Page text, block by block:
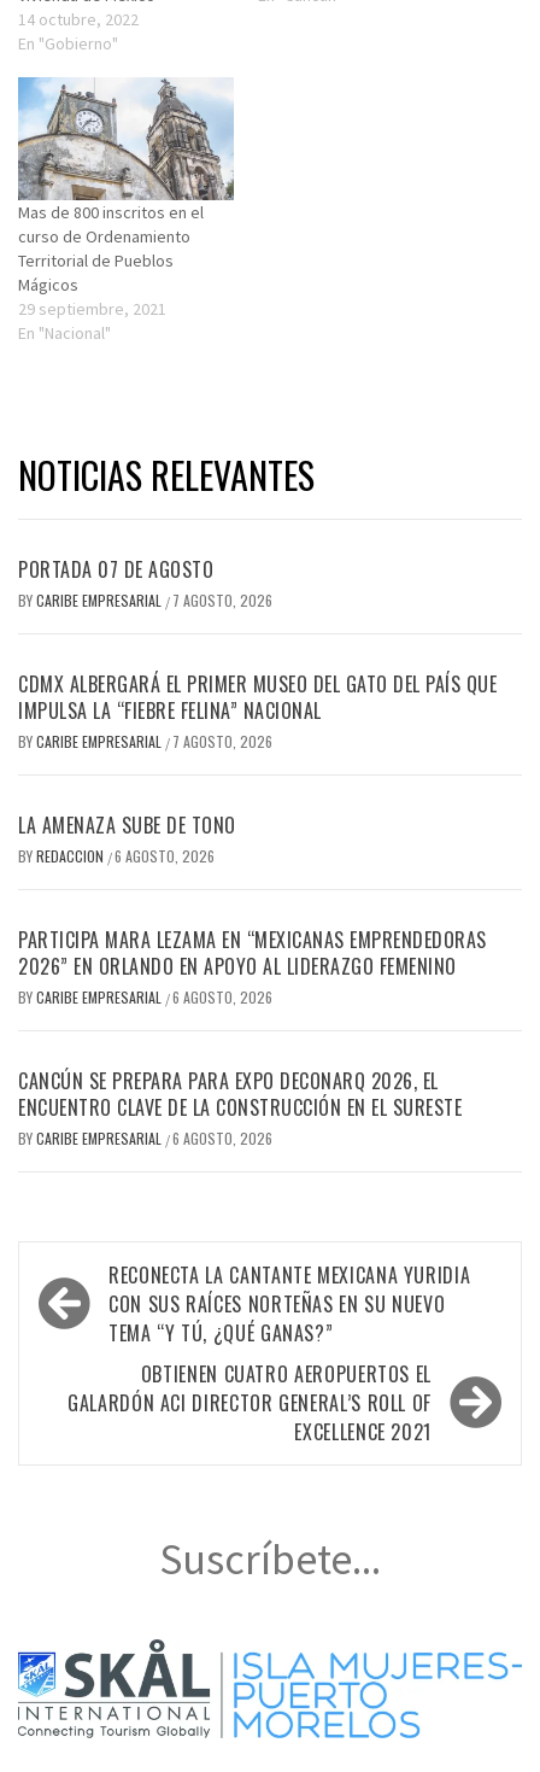
14 octubre, 2022
En "Gobierno"
Mas de 800 inscritos en el
curso de Ordenamiento
Territorial de Pueblos
Mágicos
29 septiembre, 2021
En "Nacional"
NOTICIAS RELEVANTES
PORTADA 07 DE AGOSTO
BYCARIBE EMPRESARIAL / 7 AGOSTO, 2026
CDMX ALBERGARÁ EL PRIMER MUSEO DEL GATO DEL PAÍS QUE
IMPULSA LA “FIEBRE FELINA” NACIONAL
BYCARIBE EMPRESARIAL / 7 AGOSTO, 2026
LA AMENAZA SUBE DE TONO
BYREDACCION /6 AGOSTO, 2026
PARTICIPA MARA LEZAMA EN “MEXICANAS EMPRENDEDORAS
2026” EN ORLANDO EN APOYO AL LIDERAZGO FEMENINO
BYCARIBE EMPRESARIAL /6 AGOSTO, 2026
CANCÚN SE PREPARA PARA EXPO DECONARQ 2026, EL
ENCUENTRO CLAVE DE LA CONSTRUCCIÓN EN EL SURESTE
BYCARIBE EMPRESARIAL /6 AGOSTO, 2026
Navegación
de
entradas
RECONECTA LA CANTANTE MEXICANA YURIDIA
CON SUS RAÍCES NORTEÑAS EN SU NUEVO
TEMA “Y TÚ, ¿QUÉ GANAS?”
OBTIENEN CUATRO AEROPUERTOS EL
GALARDÓN ACI DIRECTOR GENERAL’S ROLL OF
EXCELLENCE 2021
Suscríbete...